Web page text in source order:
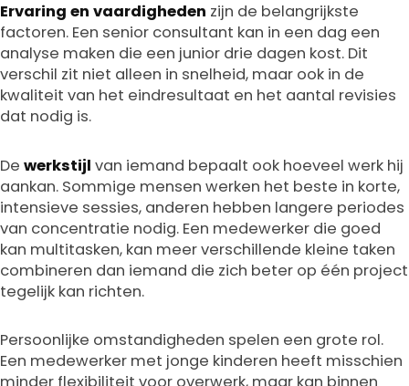
Ervaring en vaardigheden zijn de belangrijkste
factoren. Een senior consultant kan in een dag een
analyse maken die een junior drie dagen kost. Dit
verschil zit niet alleen in snelheid, maar ook in de
kwaliteit van het eindresultaat en het aantal revisies
dat nodig is.
De werkstijl van iemand bepaalt ook hoeveel werk hij
aankan. Sommige mensen werken het beste in korte,
intensieve sessies, anderen hebben langere periodes
van concentratie nodig. Een medewerker die goed
kan multitasken, kan meer verschillende kleine taken
combineren dan iemand die zich beter op één project
tegelijk kan richten.
Persoonlijke omstandigheden spelen een grote rol.
Een medewerker met jonge kinderen heeft misschien